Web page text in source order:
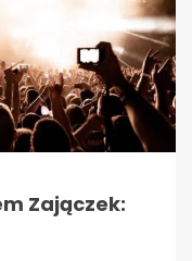
Zajączek: